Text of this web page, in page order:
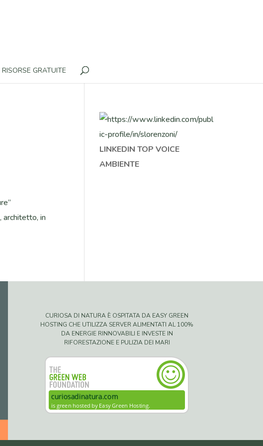
RISORSE GRATUITE
architetto, in
LINKEDIN TOP VOICE
AMBIENTE
CURIOSA DI NATURA È OSPITATA DA EASY GREEN
HOSTING CHE UTILIZZA SERVER ALIMENTATI AL 100%
DA ENERGIE RINNOVABILI E INVESTE IN
RIFORESTAZIONE E PULIZIA DEI MARI